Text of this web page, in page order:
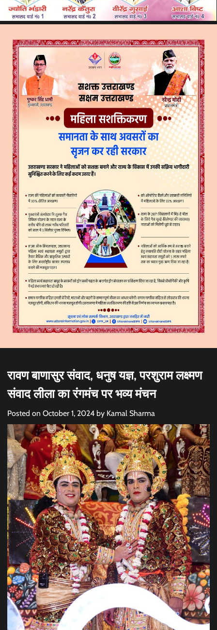
रावण बाणासुर संवाद, धनुष यज्ञ, परशुराम लक्ष्मण
संवाद लीला का रंगमंच पर भव्य मंचन
Posted on October 1, 2024 by Kamal Sharma